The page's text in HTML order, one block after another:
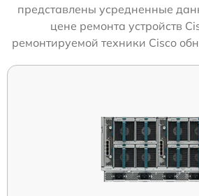
представлены усредненные
цене ремонта устройств
ремонтируемой техники Cisco